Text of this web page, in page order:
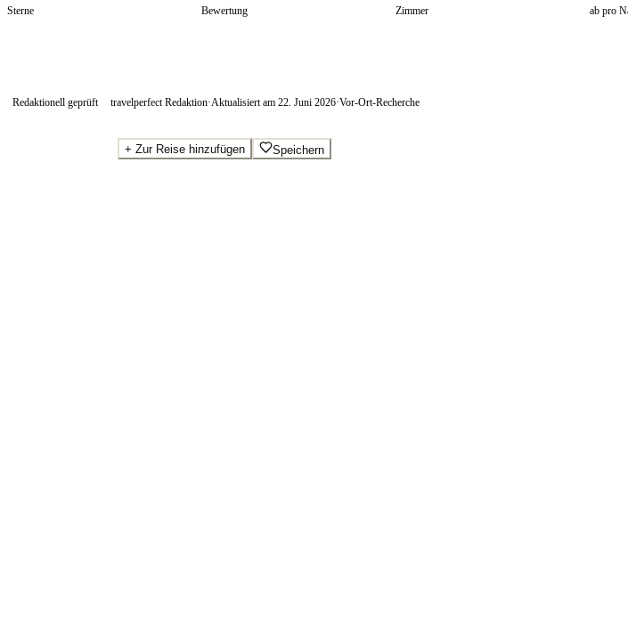
Sterne Bewertung Zimmer ab pro
Redaktionell geprüft travelperfect Redaktion·Aktualisiert am 22. Juni 2026·Vor-Ort-Recherche
+ Zur Reise hinzufügen Speichern